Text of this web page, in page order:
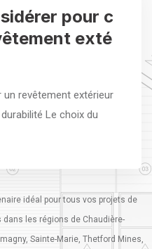
pour c
exté
revêtement extérieur
Le choix du
idéal pour tous vos projets de
les régions de Chaudière-
Sainte-Marie, Thetford Mines,